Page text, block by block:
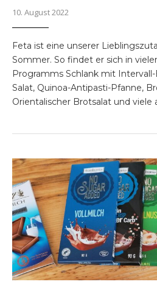
10. August 2022
Feta ist eine unserer
Sommer. So findet er sich in
Programms Schlank mit
Salat, Quinoa-Antipasti-Pfanne,
Orientalischer Brotsalat und viele